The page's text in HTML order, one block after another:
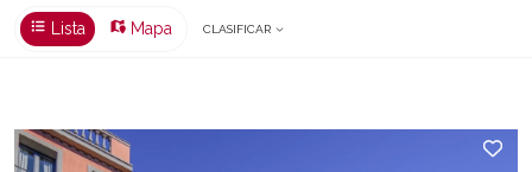
Lista Mapa CLASIFICAR